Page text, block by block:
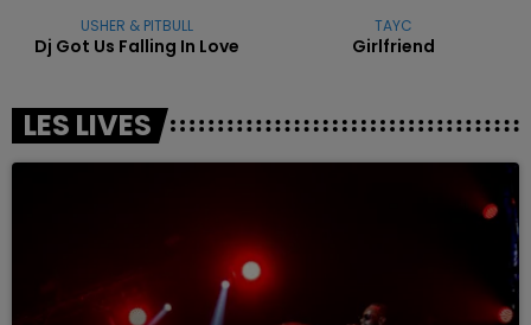
USHER & PITBULL
Dj Got Us Falling In Love
TAYC
Girlfriend
LES LIVES